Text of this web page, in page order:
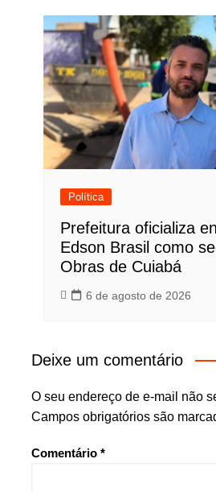
Política
Prefeitura oficializa
Edson Brasil como
Obras de Cuiabá
6 de agosto de 2026
Deixe um comentário
O seu endereço de e-mail não
Campos obrigatórios são
Comentário *